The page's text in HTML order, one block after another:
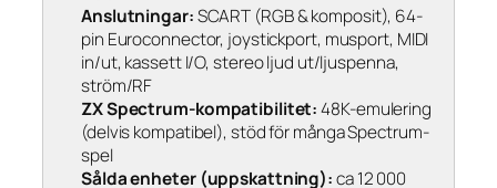
Anslutningar:SCART (RGB & komposit), 64-
pin Euroconnector, joystickport, musport, MIDI
in/ut, kassett I/O, stereo ljud ut/ljuspenna,
ström/RF
ZX Spectrum-kompatibilitet:48K-emulering
(delvis kompatibel), stöd för många Spectrum-
spel
Sålda enheter (uppskattning):ca 12 000